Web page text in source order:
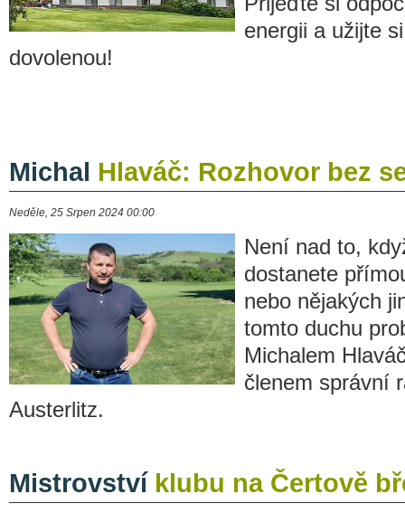
energii a užijte
dovolenou!
Michal Hlaváč: Rozhovor bez
Neděle, 25 Srpen 2024 00:00
Není nad to,
dostanete
nebo nějakých
tomto duchu
Michalem
členem správní
Austerlitz.
Mistrovství klubu na Čertově